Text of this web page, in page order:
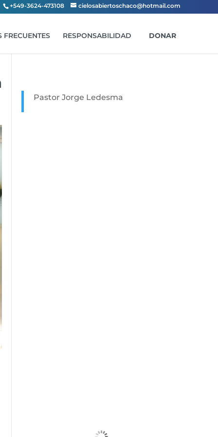
+549-3624-473108 cielosabiertoschaco@hotmail.com
FRECUENTES RESPONSABILIDAD DONAR
Pastor Jorge Ledesma